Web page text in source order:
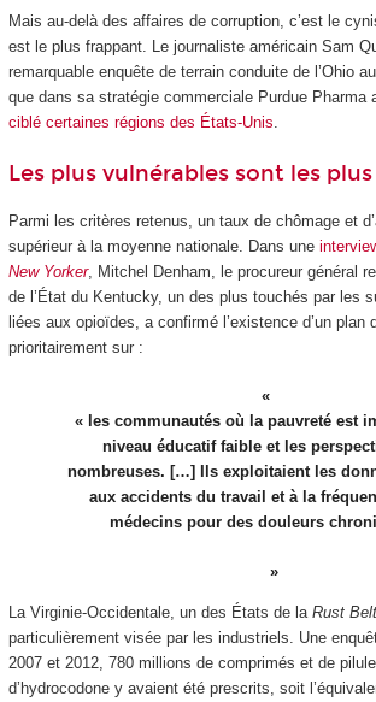
Mais au-delà des affaires de corruption, c’est le
est le plus frappant. Le journaliste américain Sam
remarquable enquête de terrain conduite de l’Ohio
que dans sa stratégie commerciale Purdue Pharma
ciblé certaines régions des États-Unis
Les plus vulnérables sont les
Parmi les critères retenus, un taux de chômage et
supérieur à la moyenne nationale. Dans une
New Yorker, Mitchel Denham, le procureur général
de l’État du Kentucky, un des plus touchés par les
liées aux opioïdes, a confirmé l’existence d’un plan
prioritairement sur :
« les communautés où la pauvreté est
niveau éducatif faible et les
nombreuses. […] Ils exploitaient les
aux accidents du travail et à la
médecins pour des douleurs
La Virginie-Occidentale, un des États de la Rust Belt
particulièrement visée par les industriels. Une
2007 et 2012, 780 millions de comprimés et de
d’hydrocodone y avaient été prescrits, soit